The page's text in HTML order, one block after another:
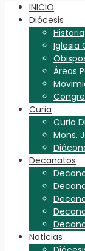
INICIO
Diócesis
Historia
Iglesia
Áreas
Curia
Curia
Mons.
Decanatos
Noticias